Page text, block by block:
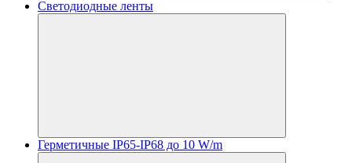
Светодиодные ленты
Герметичные IP65-IP68 до 10 W/m